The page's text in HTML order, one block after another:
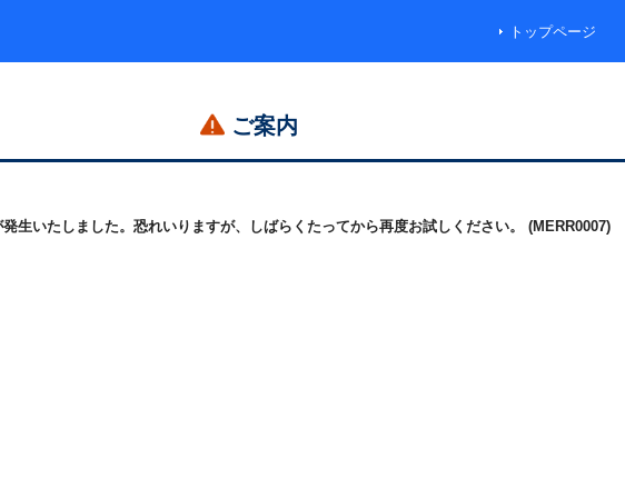
トップページ
ご案内
生いたしました。恐れいりますが、しばらくたってから再度お試しください。 (MERR0007)